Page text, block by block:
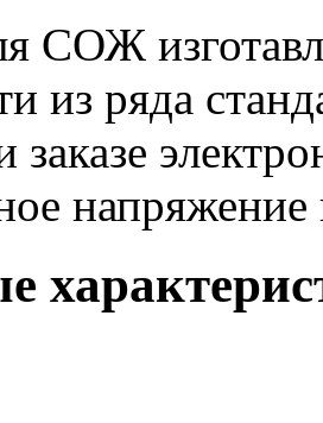
СОЖ
из ряда
напряжение